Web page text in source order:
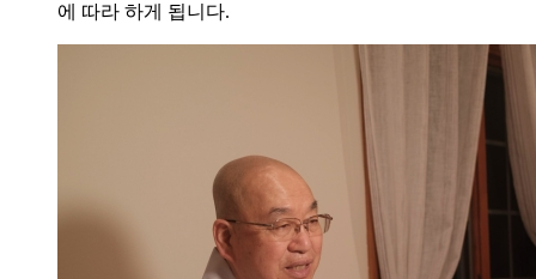
에 따라 하게 됩니다.